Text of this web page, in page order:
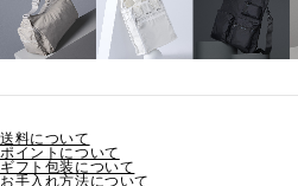
送料について
ポイントについて
ギフト包装について
お手入れ方法について